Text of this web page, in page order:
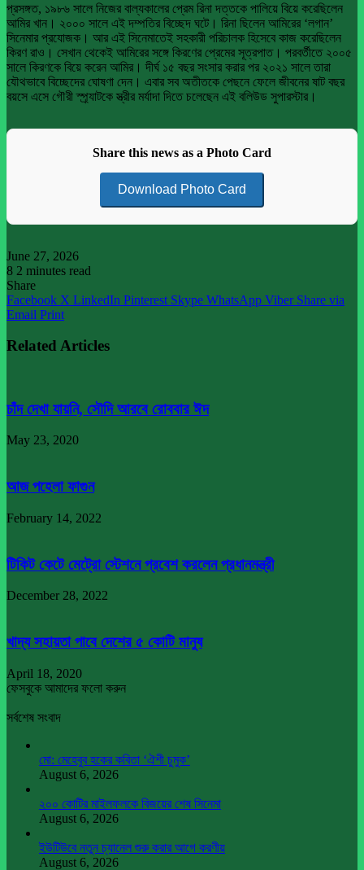
প্রসঙ্গত, ১৯৮৬ সালে নিজের বাল্যকালের প্রেম রিনা দত্তকে পালিয়ে বিয়ে করেছিলেন
আমির খান। ২০০০ সালে এই দম্পতির বিচ্ছেদ ঘটে। রিনা ছিলেন আমিরের ‘লগান’
সিনেমার প্রযোজক। আর এই সিনেমাতেই সহকারী পরিচালক হিসেবে কাজ করেছিলেন
কিরণ রাও। সেখান থেকেই আমিরের সঙ্গে কিরণের প্রেমের সূত্রপাত। পরবর্তীতে ২০০৫
সালে কিরণকে বিয়ে করেন আমির। দীর্ঘ ১৫ বছর সংসার করার পর ২০২১ সালে তারা
যৌথভাবে বিচ্ছেদের ঘোষণা দেন। এবার সব অতীতকে পেছনে ফেলে জীবনের ষাট বছর
বয়সে এসে গৌরী স্প্র্যাটকে স্ত্রীর মর্যাদা দিতে চলেছেন এই বলিউড সুপারস্টার।
Share this news as a Photo Card
Download Photo Card
June 27, 2026
8 2 minutes read
Share
Facebook X LinkedIn Pinterest Skype WhatsApp Viber Share via
Email Print
Related Articles
চাঁদ দেখা যায়নি, সৌদি আরবে রোববার ঈদ
May 23, 2020
আজ পহেলা ফাগুন
February 14, 2022
টিকিট কেটে মেট্রো স্টেশনে প্রবেশ করলেন প্রধানমন্ত্রী
December 28, 2022
খাদ্য সহায়তা পাবে দেশের ৫ কোটি মানুষ
April 18, 2020
ফেসবুকে আমাদের ফলো করুন
সর্বশেষ সংবাদ
মো: মেহেবুব হকের কবিতা ‘ঐশী চুমুক’
August 6, 2026
২০০ কোটির মাইলফলকে বিজয়ের শেষ সিনেমা
August 6, 2026
ইউটিউবে নতুন চ্যানেল শুরু করার আগে করণীয়
August 6, 2026